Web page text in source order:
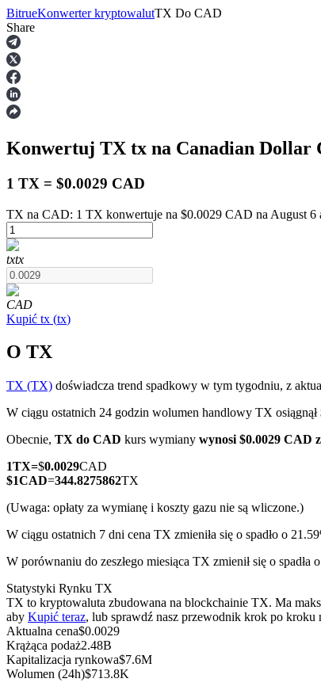
Kontrakty terminowe
Kontrakty terminowe na USDT
Kontrakty futures wykorzystujące USDT jako
TradFi
Instrumenty pochodne na akcje, forex, metale
BitrueKonwerter kryptowalutTX Do CAD
Share
Konwertuj TX tx na Canadian Dollar
1 TX = $0.0029 CAD
TX na CAD: 1 TX konwertuje na $0.0029 CAD na August 6
txtx
CAD
Kupić tx (tx)
O TX
TX (TX) doświadcza trend spadkowy w tym tygodniu, z
W ciągu ostatnich 24 godzin wolumen handlowy TX
Obecnie, TX do CAD kurs wymiany wynosi $0.0029 CAD
1TX=$0.0029CAD
$1CAD=344.8275862TX
(Uwaga: opłaty za wymianę i koszty gazu nie są wliczone.)
W ciągu ostatnich 7 dni cena TX zmieniła się o spadło o
W porównaniu do zeszłego miesiąca TX zmienił się o spadła
Statystyki Rynku TX
TX to kryptowaluta zbudowana na blockchainie TX. Ma
aby Kupić teraz, lub sprawdź nasz przewodnik krok po kroku
Aktualna cena$0.0029
Krążąca podaż2.48B
Kapitalizacja rynkowa$7.6M
Wolumen (24h)$713.8K